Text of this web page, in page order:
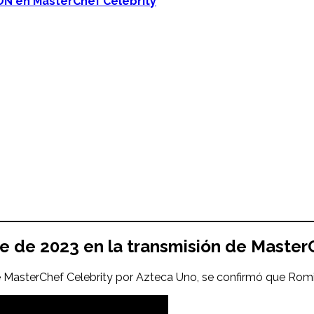
de 2023 en la transmisión de
Celebrity por Azteca Uno, se confirmó que